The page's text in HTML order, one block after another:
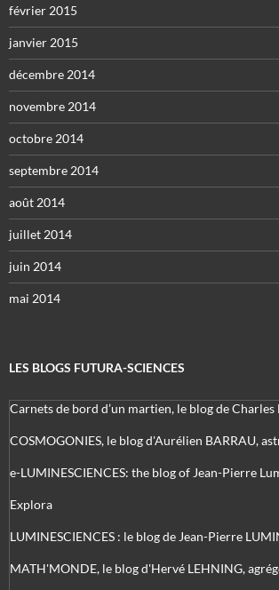
février 2015
janvier 2015
décembre 2014
novembre 2014
octobre 2014
septembre 2014
août 2014
juillet 2014
juin 2014
mai 2014
LES BLOGS FUTURA-SCIENCES
Carnets de bord d’un martien, le blog de Charles
COSMOGONIES, le blog d'Aurélien BARRAU,
e-LUMINESCIENCES: the blog of Jean-Pierre
Explora
LUMINESCIENCES : le blog de Jean-Pierre
MATH'MONDE, le blog d'Hervé LEHNING,